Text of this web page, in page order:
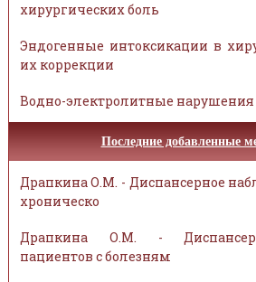
хирургических боль
Эндогенные интоксикации в
их коррекции
Водно-электролитные нарушения
Последние добавленные
Драпкина О.М. - Диспансерное
хроническо
Драпкина О.М. -
пациентов с болезням